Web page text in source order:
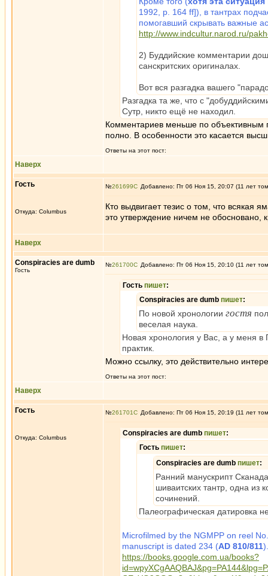
1992, p. 164 ff]), в тантрах
помогавший скрывать важные
http://www.indcultur.narod.ru/
2) Буддийские комментарии
санскритских оригиналах.
Вот вся разгадка вашего
Разгадка та же, что с
Сутр, никто ещё не находил.
Комментариев меньше по объективным
полно. В особенности это касается
Ответы на этот пост:
Наверх
Гость
Откуда: Columbus
№261699 Добавлено: Пт 06 Ноя 15, 20:07 (11 лет
Кто выдвигает тезис о том, что всякая
это утверждение ничем не
Наверх
Conspiracies are dumb
Гость
№261700 Добавлено: Пт 06 Ноя 15, 20:10 (11 лет
Гость пишет:
Conspiracies are dumb пишет:
По новой хронологии гостя
веселая наука.
Новая хронология у Вас, а у меня в
практик.
Можно ссылку, это действительно
Ответы на этот пост:
Наверх
Гость
Откуда: Columbus
№261701 Добавлено: Пт 06 Ноя 15, 20:19 (11 лет
Conspiracies are dumb пишет:
Гость пишет:
Conspiracies are dumb пишет:
Ранний манускрипт
шиваитских тантр, одна из
сочинений.
Палеографическая датировка
Microfilmed by the NGMPP on reel
manuscript is dated 234 (AD 810/811).
https://books.google.com.ua/books?